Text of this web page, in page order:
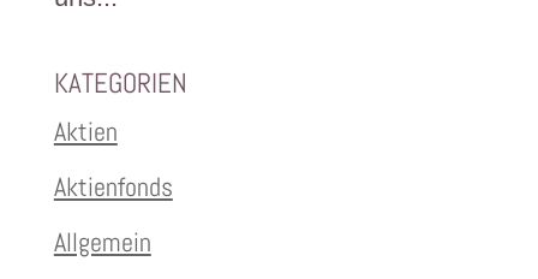
KATEGORIEN
Aktien
Aktienfonds
Allgemein